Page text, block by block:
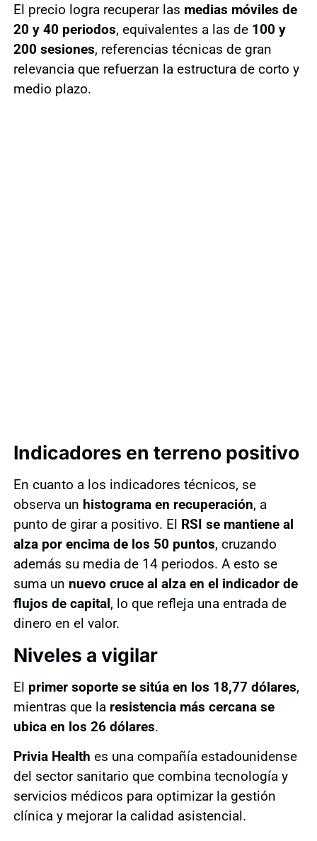
El precio logra recuperar las medias móviles de
20 y 40 periodos, equivalentes a las de 100 y
200 sesiones, referencias técnicas de gran
relevancia que refuerzan la estructura de corto y
medio plazo.
Indicadores en terreno positivo
En cuanto a los indicadores técnicos, se
observa un histograma en recuperación, a
punto de girar a positivo. El RSI se mantiene al
alza por encima de los 50 puntos, cruzando
además su media de 14 periodos. A esto se
suma un nuevo cruce al alza en el indicador de
flujos de capital, lo que refleja una entrada de
dinero en el valor.
Niveles a vigilar
El primer soporte se sitúa en los 18,77 dólares,
mientras que la resistencia más cercana se
ubica en los 26 dólares.
Privia Health es una compañía estadounidense
del sector sanitario que combina tecnología y
servicios médicos para optimizar la gestión
clínica y mejorar la calidad asistencial.